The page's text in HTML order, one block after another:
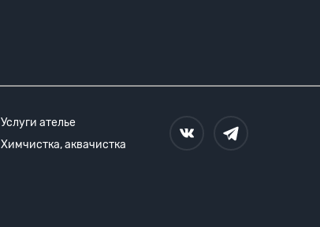
Услуги ателье
Химчистка, аквачистка